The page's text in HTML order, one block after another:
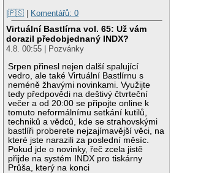
|🇵🇸 | Komentářů: 0
Virtuální Bastlírna vol. 65: Už vám
dorazil předobjednaný INDX?
4.8. 00:55 | Pozvánky
Srpen přinesl nejen další spalující
vedro, ale také Virtuální Bastlírnu s
neméně žhavými novinkami. Využijte
tedy předpovědi na deštivý čtvrteční
večer a od 20:00 se připojte online k
tomuto neformálnímu setkání kutilů,
techniků a vědců, kde se strahovskými
bastlíři proberete nejzajímavější věci, na
které jste narazili za poslední měsíc.
Pokud jde o novinky, řeč zcela jistě
přijde na systém INDX pro tiskárny
Průša, který na konci